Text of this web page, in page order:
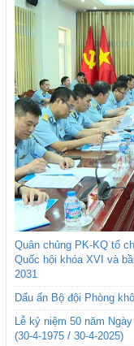
Quân chủng PK-KQ tổ
Quốc hội khóa XVI và
2031
Dấu ấn Bộ đội Phòng
Lễ kỷ niệm 50 năm
(30-4-1975 / 30-4-2025)